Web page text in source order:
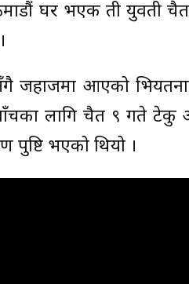
घर भएकी ती युवती
जहाजमा आएको
लागि चैत ९ गते टेकु
पुष्टि भएको थियो ।